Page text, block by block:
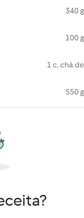
340 g
100 g
1 c. chá de
550 g